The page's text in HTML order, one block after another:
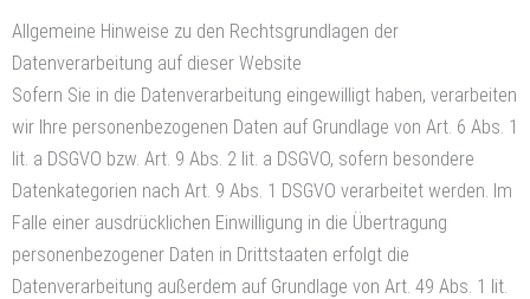
Allgemeine Hinweise zu den Rechtsgrundlagen der
Datenverarbeitung auf dieser Website
Sofern Sie in die Datenverarbeitung eingewilligt haben, verarbeiten
wir Ihre personenbezogenen Daten auf Grundlage von Art. 6 Abs. 1
lit. a DSGVO bzw. Art. 9 Abs. 2 lit. a DSGVO, sofern besondere
Datenkategorien nach Art. 9 Abs. 1 DSGVO verarbeitet werden. Im
Falle einer ausdrücklichen Einwilligung in die Übertragung
personenbezogener Daten in Drittstaaten erfolgt die
Datenverarbeitung außerdem auf Grundlage von Art. 49 Abs. 1 lit.